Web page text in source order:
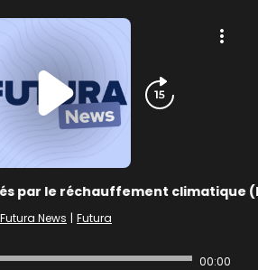
par le réchauffement climatique
Futura News | Futura
00:00